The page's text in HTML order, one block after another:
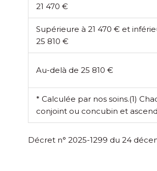
21 470 €
Supérieure à 21 470 € et
25 810 €
Au-delà de 25 810 €
* Calculée par nos soins.(1)
conjoint ou concubin et
Décret n° 2025-1299 du 24